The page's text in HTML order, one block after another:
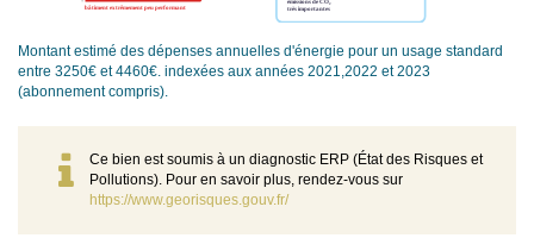
Montant estimé des dépenses annuelles d'énergie pour un usage standard
entre 3250€ et 4460€. indexées aux années 2021,2022 et 2023
(abonnement compris).
Ce bien est soumis à un diagnostic ERP (État des Risques et
Pollutions). Pour en savoir plus, rendez-vous sur
https://www.georisques.gouv.fr/